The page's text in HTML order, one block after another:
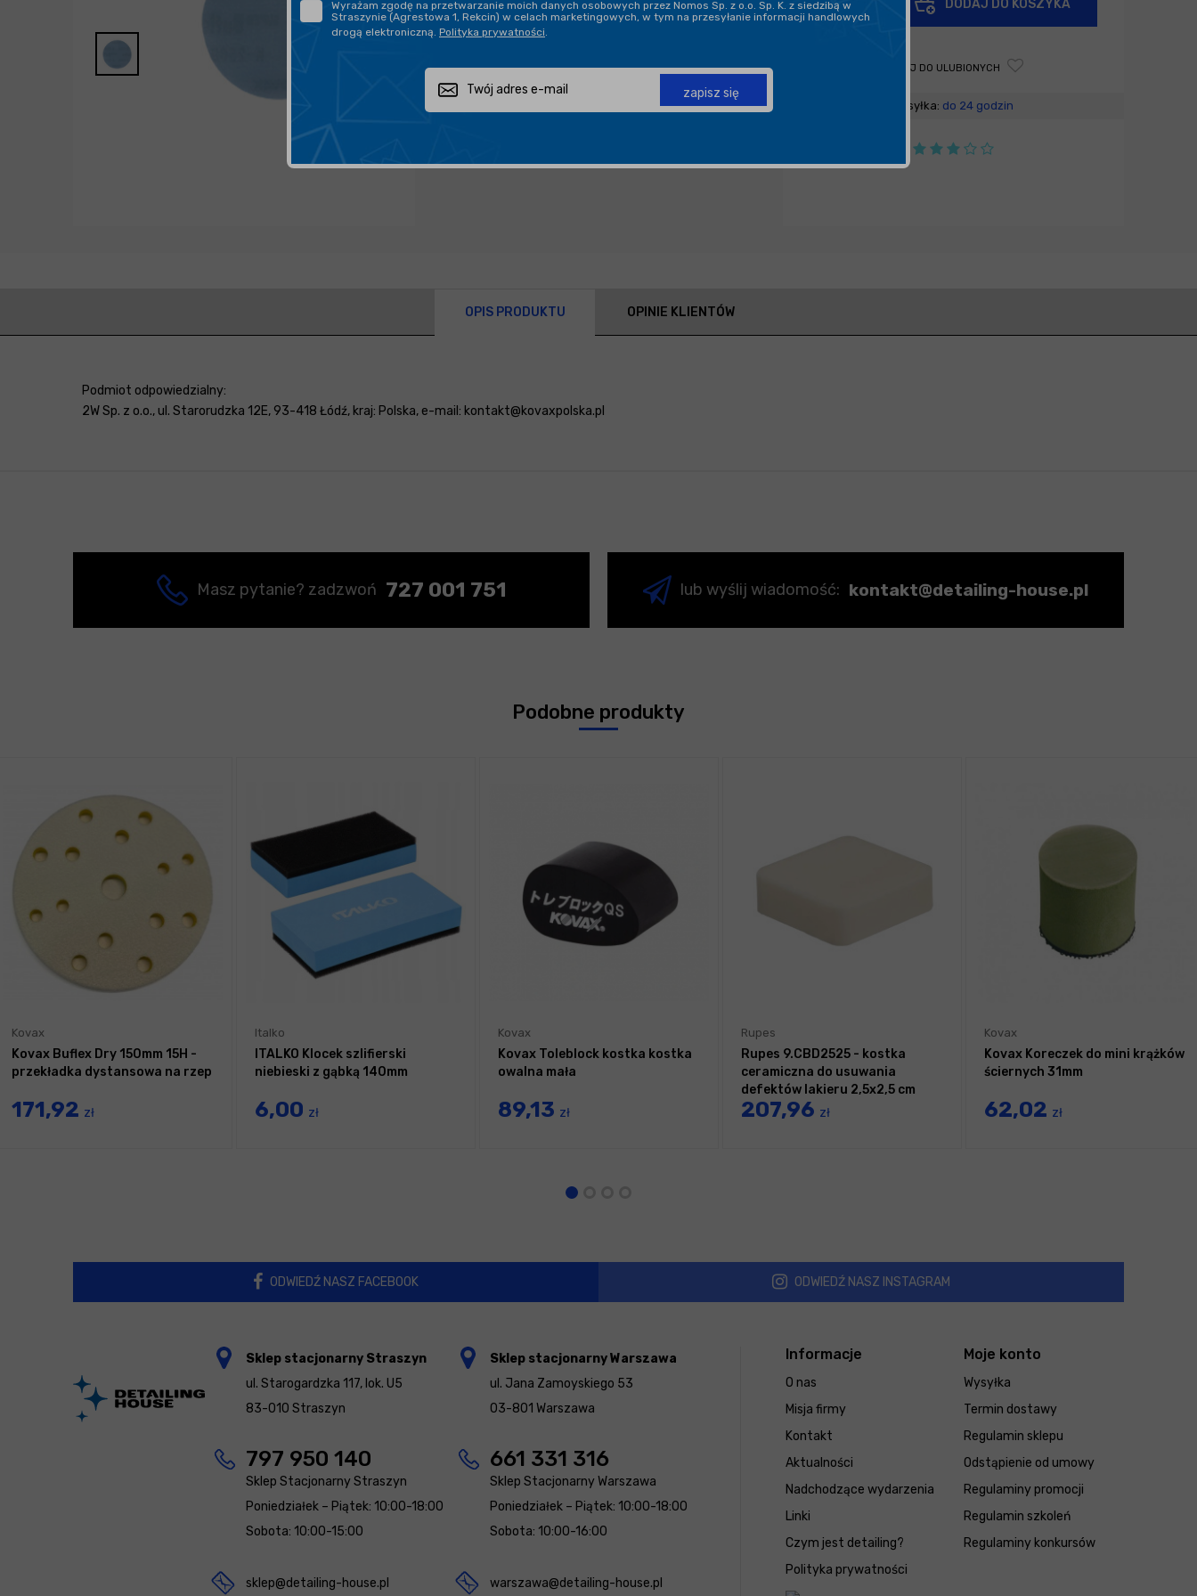
Zapytaj o produkt
-
DODAJ DO KOSZYKA
DODAJ DO ULUBIONYCH
Wysyłka: do 24 godzin
OPIS PRODUKTU OPINIE KLIENTÓW
Podmiot odpowiedzialny:
2W Sp. z o.o., ul. Starorudzka 12E, 93-418 Łódź, kraj: Polska, e-mail: kontakt@kovaxpolska.pl
Masz pytanie? zadzwoń 727 001 751 lub wyślij wiadomość: kontakt@detailing-house.pl
Podobne produkty
Kovax
Kovax Buflex Dry 150mm 15H -
przekładka dystansowa na rzep
171,92 zł
Italko
ITALKO Klocek szlifierski
niebieski z gąbką 140mm
6,00 zł
Kovax
Kovax Toleblock kostka kostka
owalna mała
89,13 zł
Rupes
Rupes 9.CBD2525 - kostka
ceramiczna do usuwania
defektów lakieru 2,5x2,5 cm
207,96 zł
Kovax
Kovax Koreczek do mini krążków
ściernych 31mm
62,02 zł
ODWIEDŹ NASZ FACEBOOK ODWIEDŹ NASZ INSTAGRAM
Wyrażam zgodę na przetwarzanie moich danych osobowych przez Nomos Sp. z o.o. Sp. K. z siedzibą w
Straszynie (Agrestowa 1, Rekcin) w celach marketingowych, w tym na przesyłanie informacji handlowych
drogą elektroniczną. Polityka prywatności
zapisz się
Informacje
O nas
Misja firmy
Kontakt
Aktualności
Nadchodzące wydarzenia
Linki
Czym jest detailing?
Polityka prywatności
Moje konto
Wysyłka
Termin dostawy
Regulamin sklepu
Odstąpienie od umowy
Regulaminy promocji
Regulamin szkoleń
Regulaminy konkursów
Sklep stacjonarny Straszyn
ul. Starogardzka 117, lok. U5
83-010 Straszyn
797 950 140
Sklep Stacjonarny Straszyn
Poniedziałek – Piątek: 10:00-18:00
Sobota: 10:00-15:00
sklep@detailing-house.pl
Sklep stacjonarny Warszawa
ul. Jana Zamoyskiego 53
03-801 Warszawa
661 331 316
Sklep Stacjonarny Warszawa
Poniedziałek – Piątek: 10:00-18:00
Sobota: 10:00-16:00
warszawa@detailing-house.pl